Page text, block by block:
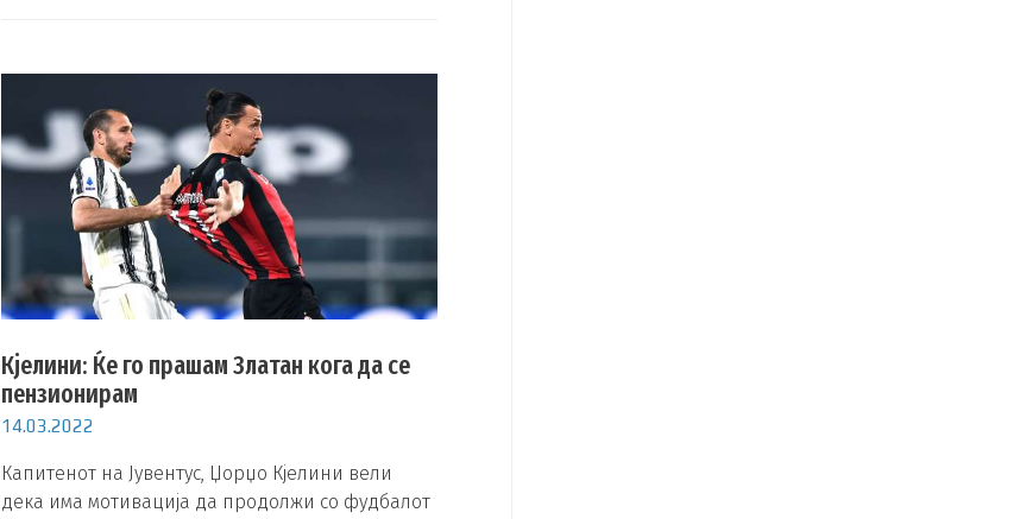
Кјелини: Ќе го прашам Златан кога да се
пензионирам
14.03.2022
Капитенот на Јувентус, Џорџо Кјелини вели
дека има мотивација да продолжи со фудбалот